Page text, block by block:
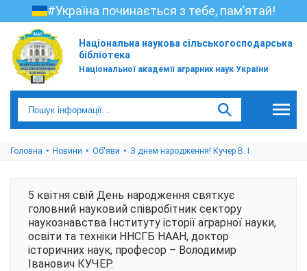
#Україна починається з тебе, пам’ятай!
Національна наукова сільськогосподарська
бібліотека
Національної академії аграрних наук України
Головна Новини Об'яви З днем народження! Кучер В. І
5 квітня свій День народження святкує
головний науковий співробітник сектору
наукознавства Інституту історії аграрної науки,
освіти та техніки ННСГБ НААН, доктор
історичних наук, професор – Володимир
Іванович КУЧЕР.